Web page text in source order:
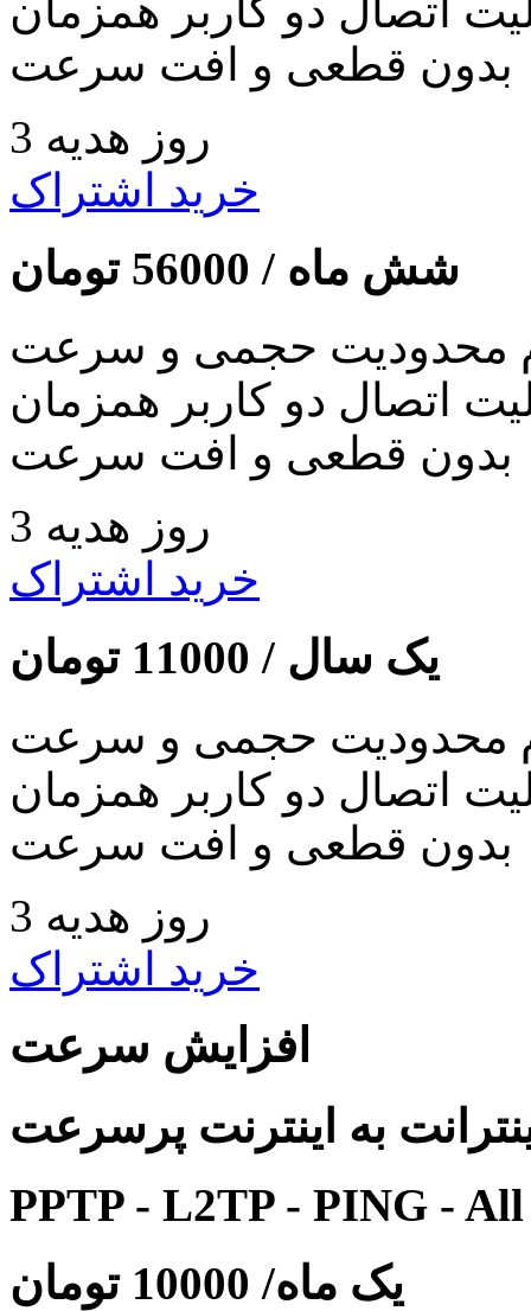
اتصال دو کاربر همزمان
بدون قطعی و افت سرعت
3 روز هدیه
خرید اشتراک
شش ماه / 56000 تومان
محدودیت حجمی و سرعت
اتصال دو کاربر همزمان
بدون قطعی و افت سرعت
3 روز هدیه
خرید اشتراک
یک سال / 11000 تومان
محدودیت حجمی و سرعت
اتصال دو کاربر همزمان
بدون قطعی و افت سرعت
3 روز هدیه
خرید اشتراک
افزایش سرعت
به اینترنت پرسرعت
PPTP - L2TP - PING -
یک ماه/ 10000 تومان